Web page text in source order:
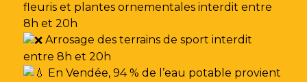
fleuris et plantes ornementales interdit entre
8h et 20h
Arrosage des terrains de sport interdit
entre 8h et 20h
En Vendée, 94 % de l’eau potable provient